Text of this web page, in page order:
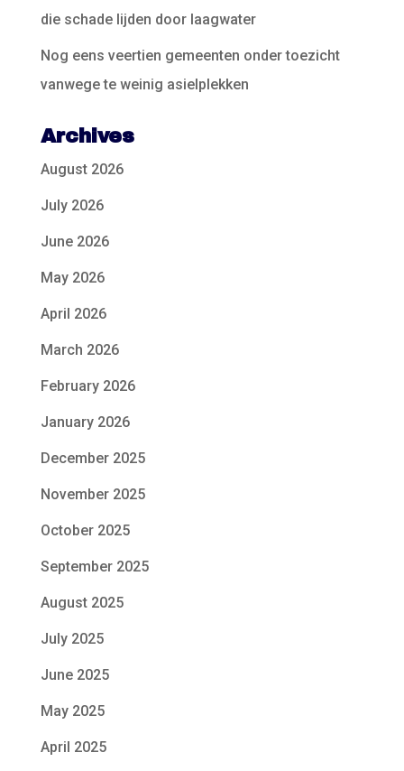
die schade lijden door laagwater
Nog eens veertien gemeenten onder toezicht
vanwege te weinig asielplekken
Archives
August 2026
July 2026
June 2026
May 2026
April 2026
March 2026
February 2026
January 2026
December 2025
November 2025
October 2025
September 2025
August 2025
July 2025
June 2025
May 2025
April 2025